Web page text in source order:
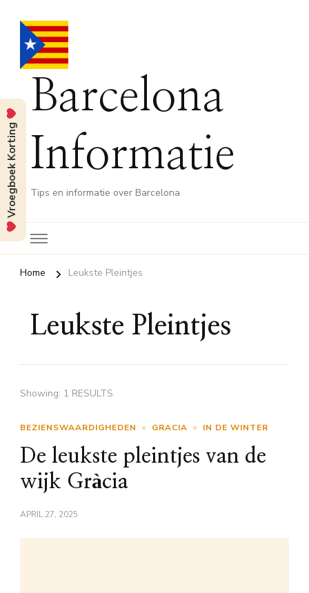
Barcelona
Informatie
Tips en informatie over Barcelona
Home Leukste Pleintjes
Leukste Pleintjes
Showing: 1 RESULTS
BEZIENSWAARDIGHEDEN GRACIA IN DE WINTER
De leukste pleintjes van de
wijk Gràcia
APRIL 27, 2025
Vroegboek Korting